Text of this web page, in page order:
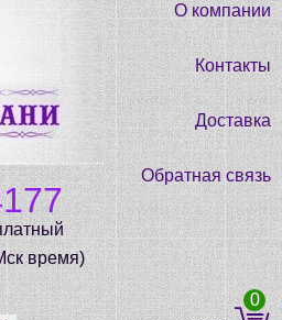
время)
О компании
Контакты
Доставка
Обратная связь
0